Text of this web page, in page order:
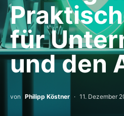
für
und den
von Philipp Köstner 11. Dezember